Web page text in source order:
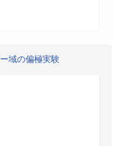
域の偏極実験